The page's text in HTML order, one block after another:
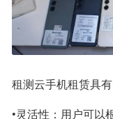
租测云手机租赁具
•灵活性：用户可以